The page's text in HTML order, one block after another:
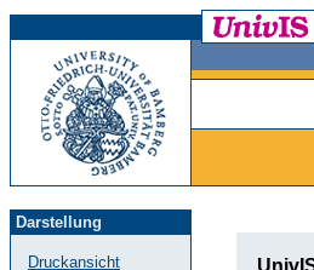
Darstellung
Druckansicht